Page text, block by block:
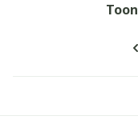
Toon